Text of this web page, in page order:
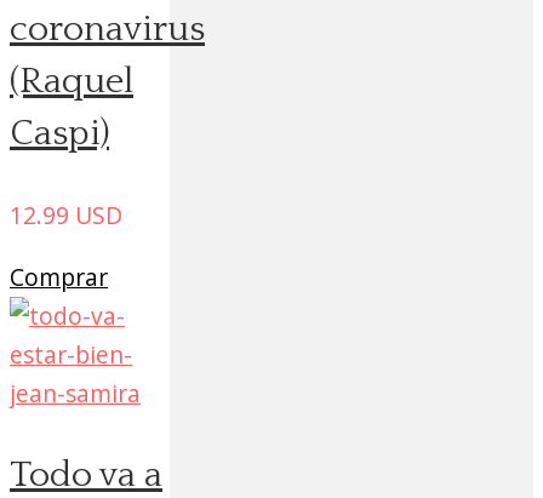
coronavirus
(Raquel
Caspi)
12.99 USD
Comprar
Todo va a